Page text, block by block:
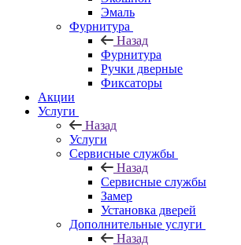
Эмаль
Фурнитура
Назад
Фурнитура
Ручки дверные
Фиксаторы
Акции
Услуги
Назад
Услуги
Сервисные службы
Назад
Сервисные службы
Замер
Установка дверей
Дополнительные услуги
Назад